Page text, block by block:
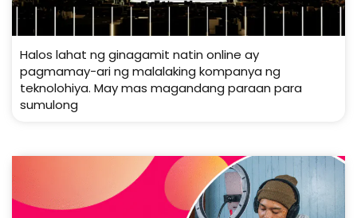
Halos lahat ng ginagamit natin online ay
pagmamay-ari ng malalaking kompanya ng
teknolohiya. May mas magandang paraan para
sumulong